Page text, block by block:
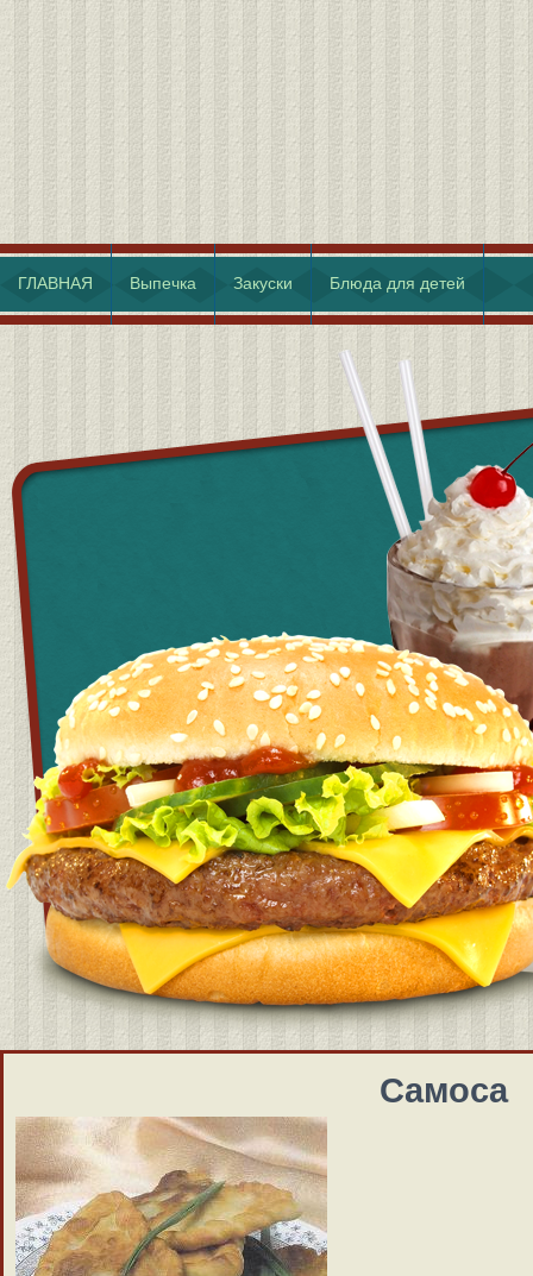
ГЛАВНАЯ Выпечка Закуски Блюда для детей
Самоса